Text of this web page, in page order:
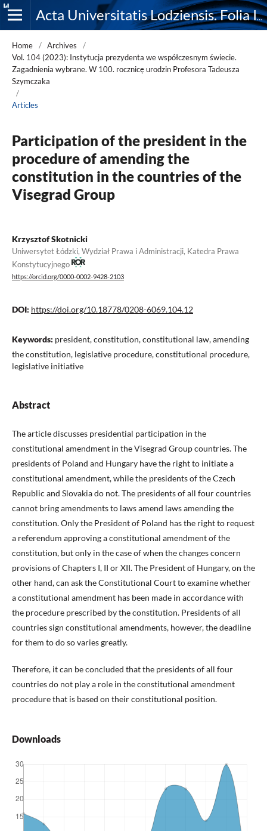
Acta Universitatis Lodziensis. Folia Iuridica
Home / Archives
/
Vol. 104 (2023): Instytucja prezydenta we współczesnym świecie.
Zagadnienia wybrane. W 100. rocznicę urodzin Profesora Tadeusza
Szymczaka
/
Articles
Participation of the president in the
procedure of amending the
constitution in the countries of the
Visegrad Group
Krzysztof Skotnicki
Uniwersytet Łódzki, Wydział Prawa i Administracji, Katedra Prawa
Konstytucyjnego
https://orcid.org/0000-0002-9428-2103
DOI: https://doi.org/10.18778/0208-6069.104.12
Keywords: president, constitution, constitutional law, amending
the constitution, legislative procedure, constitutional procedure,
legislative initiative
Abstract
The article discusses presidential participation in the
constitutional amendment in the Visegrad Group countries. The
presidents of Poland and Hungary have the right to initiate a
constitutional amendment, while the presidents of the Czech
Republic and Slovakia do not. The presidents of all four countries
cannot bring amendments to laws amend laws amending the
constitution. Only the President of Poland has the right to request
a referendum approving a constitutional amendment of the
constitution, but only in the case of when the changes concern
provisions of Chapters I, II or XII. The President of Hungary, on the
other hand, can ask the Constitutional Court to examine whether
a constitutional amendment has been made in accordance with
the procedure prescribed by the constitution. Presidents of all
countries sign constitutional amendments, however, the deadline
for them to do so varies greatly.
Therefore, it can be concluded that the presidents of all four
countries do not play a role in the constitutional amendment
procedure that is based on their constitutional position.
Downloads